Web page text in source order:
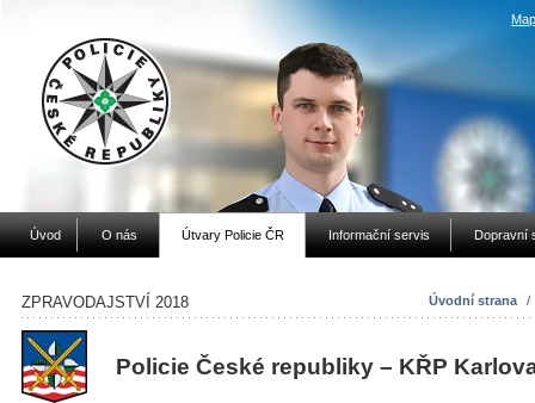
Úvod O nás Útvary Policie ČR Informační servis Dopravní
Úvodní strana /
ZPRAVODAJSTVÍ 2018
Policie České republiky – KŘP